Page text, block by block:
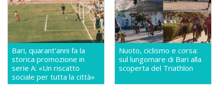
Bari, quarant'anni fa la
storica promozione in
serie A: «Un riscatto
sociale per tutta la città»
Nuoto, ciclismo e corsa:
sul lungomare di Bari alla
scoperta del Triathlon